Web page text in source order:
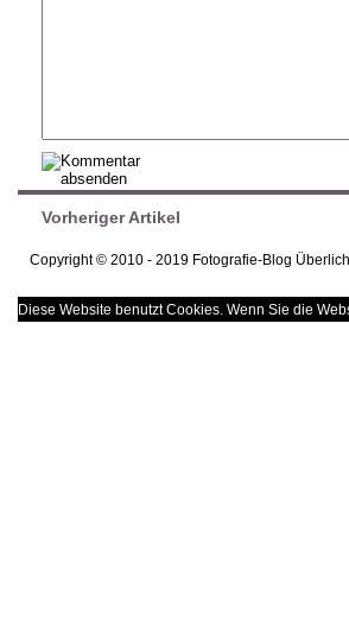
Vorheriger Artikel
Copyright © 2010 - 2019 Fotografie-Blog
Diese Website benutzt Cookies. Wenn Sie die